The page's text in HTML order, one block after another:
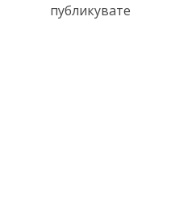
публикувате